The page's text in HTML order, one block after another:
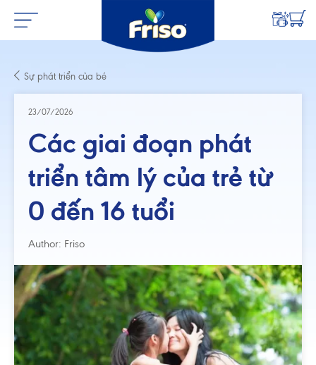
Sự phát triển của bé
23/07/2026
Các giai đoạn phát
triển tâm lý của trẻ từ
0 đến 16 tuổi
Author: Friso